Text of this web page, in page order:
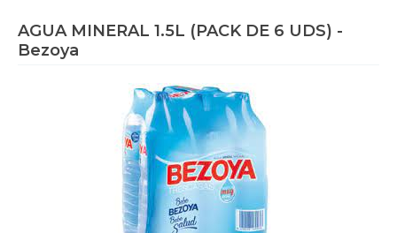
AGUA MINERAL 1.5L (PACK DE 6 UDS) -
Bezoya